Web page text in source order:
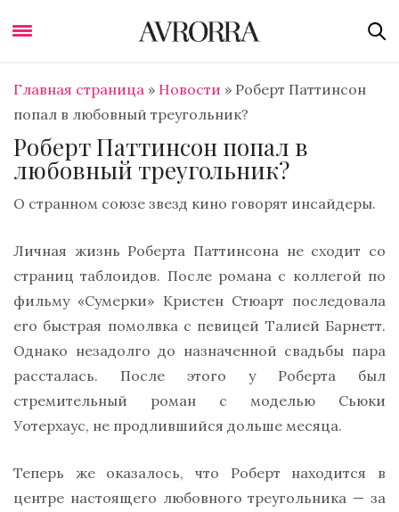
Главная страница » Новости » Роберт Паттинсон
попал в любовный треугольник?
Роберт Паттинсон попал в
любовный треугольник?
О странном союзе звезд кино говорят инсайдеры.
Личная жизнь Роберта Паттинсона не сходит со
страниц таблоидов. После романа с коллегой по
фильму «Сумерки» Кристен Стюарт последовала
его быстрая помолвка с певицей Талией Барнетт.
Однако незадолго до назначенной свадьбы пара
рассталась. После этого у Роберта был
стремительный роман с моделью Сьюки
Уотерхаус, не продлившийся дольше месяца.
Теперь же оказалось, что Роберт находится в
центре настоящего любовного треугольника — за